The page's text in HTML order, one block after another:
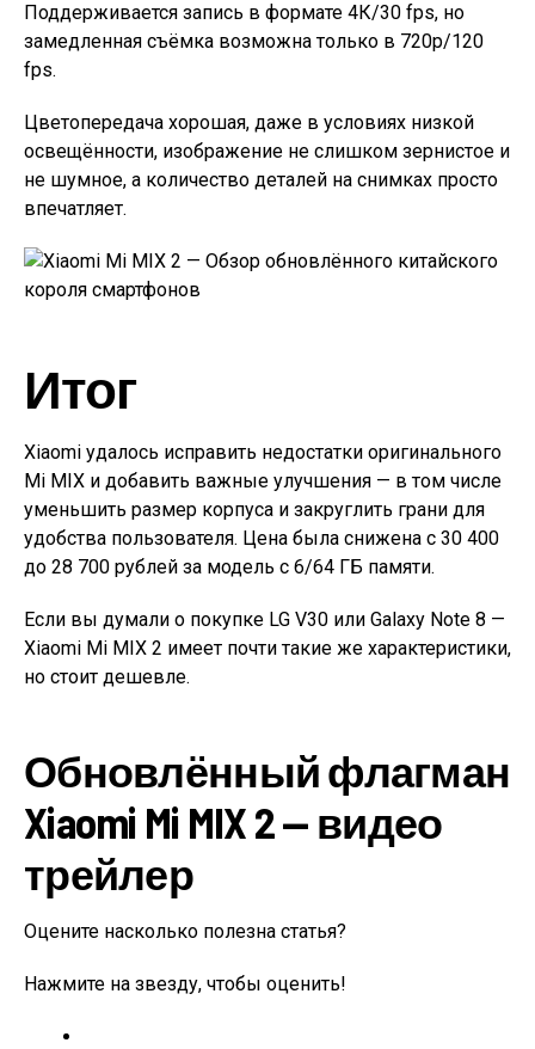
Поддерживается запись в формате 4К/30 fps, но
замедленная съёмка возможна только в 720p/120
fps.
Цветопередача хорошая, даже в условиях низкой
освещённости, изображение не слишком зернистое и
не шумное, а количество деталей на снимках просто
впечатляет.
Итог
Xiaomi удалось исправить недостатки оригинального
Mi MIX и добавить важные улучшения — в том числе
уменьшить размер корпуса и закруглить грани для
удобства пользователя. Цена была снижена с 30 400
до 28 700 рублей за модель с 6/64 ГБ памяти.
Если вы думали о покупке LG V30 или Galaxy Note 8 —
Xiaomi Mi MIX 2 имеет почти такие же характеристики,
но стоит дешевле.
Обновлённый флагман
Xiaomi Mi MIX 2 — видео
трейлер
Оцените насколько полезна статья?
Нажмите на звезду, чтобы оценить!